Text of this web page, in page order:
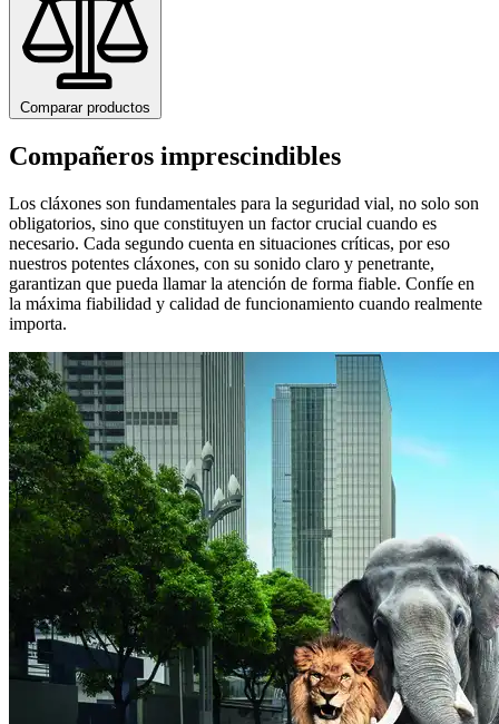
Comparar productos
Compañeros imprescindibles
Los cláxones son fundamentales para la seguridad vial, no solo son
obligatorios, sino que constituyen un factor crucial cuando es
necesario. Cada segundo cuenta en situaciones críticas, por eso
nuestros potentes cláxones, con su sonido claro y penetrante,
garantizan que pueda llamar la atención de forma fiable. Confíe en
la máxima fiabilidad y calidad de funcionamiento cuando realmente
importa.